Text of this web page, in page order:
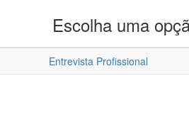
Escolha uma
Entrevista Profissional